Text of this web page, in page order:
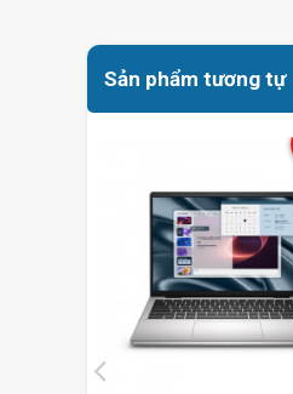
Sản phẩm tương tự